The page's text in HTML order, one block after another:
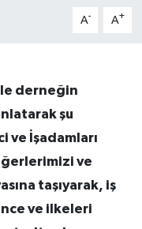
A- A+
derneğin
şu
ve İşadamları
ve
taşıyarak, iş
ve ilkeleri